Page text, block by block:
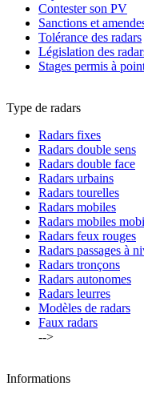
Contester son PV
Sanctions et
Tolérance des radars
Législation des
Stages permis à
Type de radars
Radars fixes
Radars double sens
Radars double face
Radars urbains
Radars tourelles
Radars mobiles
Radars mobiles
Radars feux rouges
Radars passages à
Radars tronçons
Radars autonomes
Radars leurres
Modèles de radars
Faux radars
-->
Informations